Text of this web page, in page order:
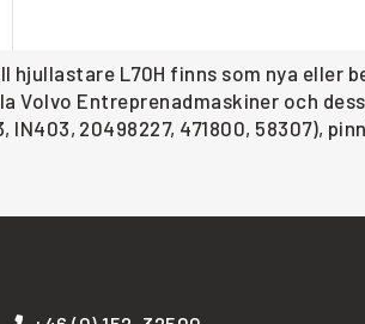
hjullastare L70H finns som nya eller
Entreprenadmaskiner och
20498227, 471800, 58307),